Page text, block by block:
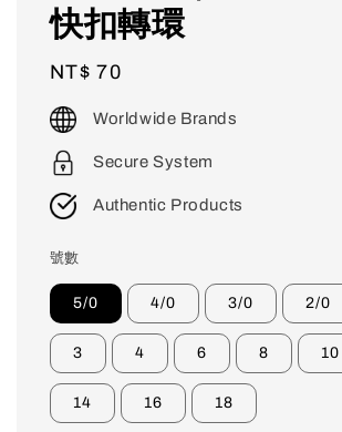
快扣轉環
Regular
price
NT$ 70
Worldwide Brands
Secure System
Authentic Products
號數
5/0 4/0 3/0 2/0
3 4 6 8 10
14 16 18